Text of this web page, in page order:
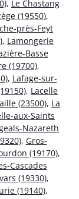
, Le Chastang
(19550),
près-Feyt
, Lamongerie
Basse
(19700),
, Lafage-sur-
, Lacelle
(23500), La
aux-Saints
Nazareth
, Gros-
(19170),
Cascades
(19330),
(19140),